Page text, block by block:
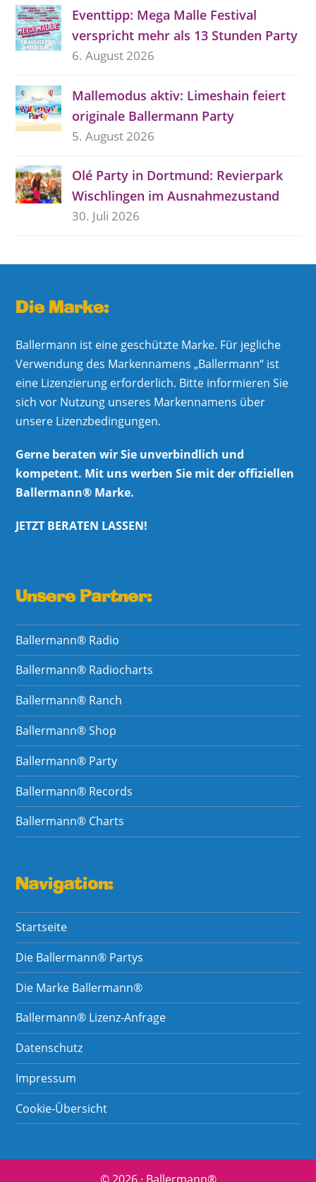
Eventtipp: Mega Malle Festival
verspricht mehr als 13 Stunden Party
6. August 2026
Mallemodus aktiv: Limeshain feiert
originale Ballermann Party
5. August 2026
Olé Party in Dortmund: Revierpark
Wischlingen im Ausnahmezustand
30. Juli 2026
Die Marke:
Ballermann ist eine geschützte Marke. Für jegliche
Verwendung des Markennamens „Ballermann“ ist
eine Lizenzierung erforderlich. Bitte informieren Sie
sich vor Nutzung unseres Markennamens über
unsere Lizenzbedingungen.
Gerne beraten wir Sie unverbindlich und
kompetent. Mit uns werben Sie mit der offiziellen
Ballermann® Marke.
JETZT BERATEN LASSEN!
Unsere Partner:
Ballermann® Radio
Ballermann® Radiocharts
Ballermann® Ranch
Ballermann® Shop
Ballermann® Party
Ballermann® Records
Ballermann® Charts
Navigation:
Startseite
Die Ballermann® Partys
Die Marke Ballermann®
Ballermann® Lizenz-Anfrage
Datenschutz
Impressum
Cookie-Übersicht